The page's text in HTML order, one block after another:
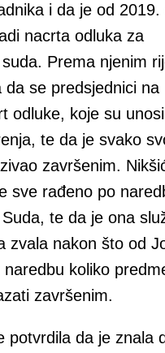
i da je od 2019.
nacrta odluka za
Prema njenim
da se predsjednici na
odluke, koje su
te da je svako
završenim.
sve rađeno po
te da je ona
zvala nakon što od
naredbu koliko
završenim.
potvrdila da je znala